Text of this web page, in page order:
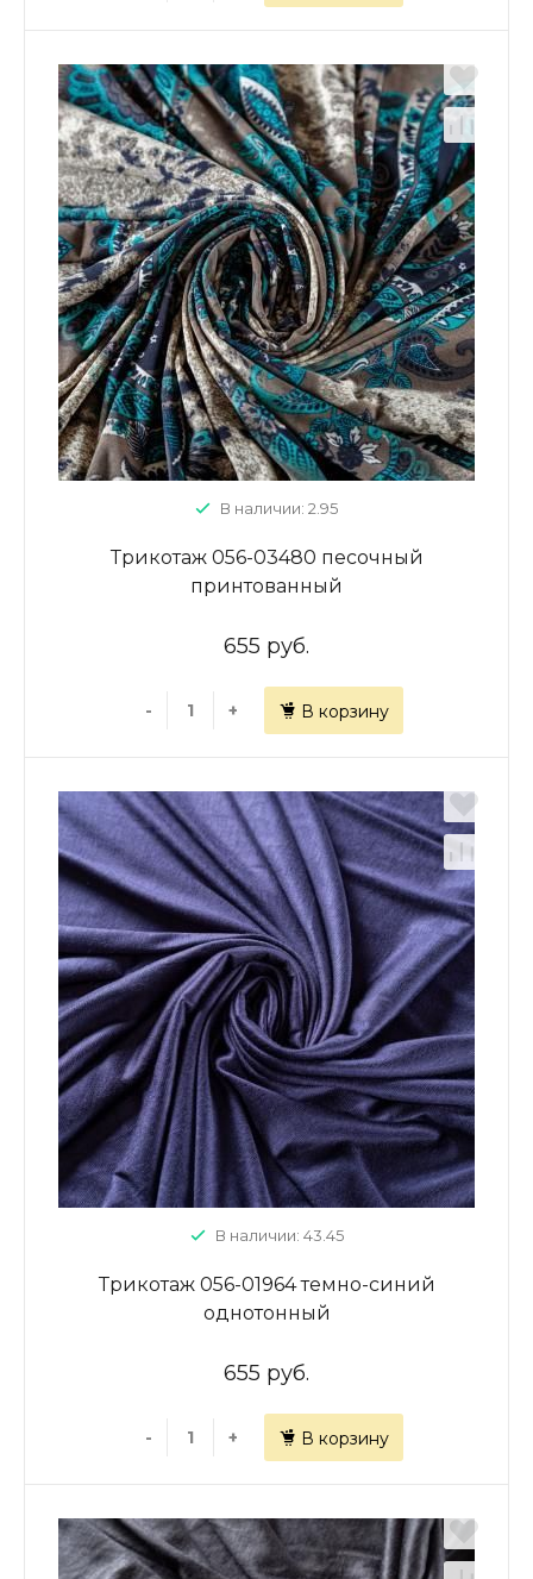
В наличии: 2.95
Трикотаж 056-03480 песочный
принтованный
655 руб.
- + В корзину
В наличии: 43.45
Трикотаж 056-01964 темно-синий
однотонный
655 руб.
- + В корзину